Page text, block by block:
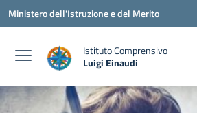
Vai ai contenuti
Vai al menu di navigazione
Vai al footer
Ministero dell'Istruzione e del Merito
Istituto Comprensivo
Luigi Einaudi
— Visita la pagina iniziale